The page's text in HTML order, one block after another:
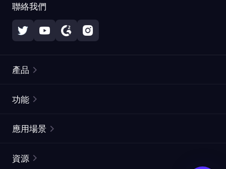
聯絡我們
產品
靜態住宅代理
功能
ISP代理
應用場景
資源